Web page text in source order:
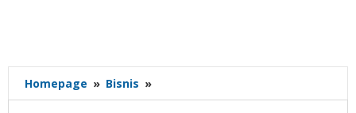
Homepage » Bisnis »
Menghantui